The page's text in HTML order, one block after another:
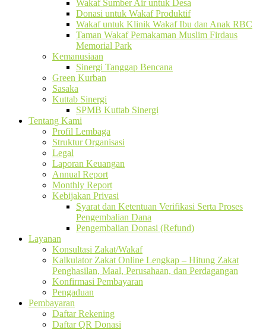
Wakaf Sumber Air untuk Desa
Donasi untuk Wakaf Produktif
Wakaf untuk Klinik Wakaf Ibu dan Anak RBC
Taman Wakaf Pemakaman Muslim Firdaus
Memorial Park
Kemanusiaan
Sinergi Tanggap Bencana
Green Kurban
Sasaka
Kuttab Sinergi
SPMB Kuttab Sinergi
Tentang Kami
Profil Lembaga
Struktur Organisasi
Legal
Laporan Keuangan
Annual Report
Monthly Report
Kebijakan Privasi
Syarat dan Ketentuan Verifikasi Serta Proses
Pengembalian Dana
Pengembalian Donasi (Refund)
Layanan
Konsultasi Zakat/Wakaf
Kalkulator Zakat Online Lengkap – Hitung Zakat
Penghasilan, Maal, Perusahaan, dan Perdagangan
Konfirmasi Pembayaran
Pengaduan
Pembayaran
Daftar Rekening
Daftar QR Donasi